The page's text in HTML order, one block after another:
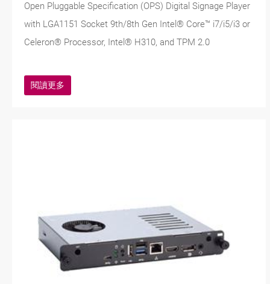
Open Pluggable Specification (OPS) Digital Signage Player
with LGA1151 Socket 9th/8th Gen Intel® Core™ i7/i5/i3 or
Celeron® Processor, Intel® H310, and TPM 2.0
閱讀更多